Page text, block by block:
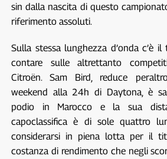
sin dalla nascita di questo
riferimento assoluti.
Sulla stessa lunghezza d’onda c’è
contare sulle altrettanto
Citroën. Sam Bird, reduce
weekend alla 24h di Daytona, è
podio in Marocco e la sua
capoclassifica è di sole quattro
considerarsi in piena lotta per il
costanza di rendimento che negli